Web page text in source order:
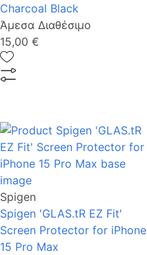
Charcoal Black
Άμεσα Διαθέσιμο
15,00 €
Spigen
Spigen 'GLAS.tR EZ Fit'
Screen Protector for iPhone
15 Pro Max